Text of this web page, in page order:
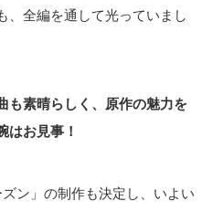
、全編を通して光っていまし
も素晴らしく、原作の魅力を
はお見事！
ン」の制作も決定し、いよい